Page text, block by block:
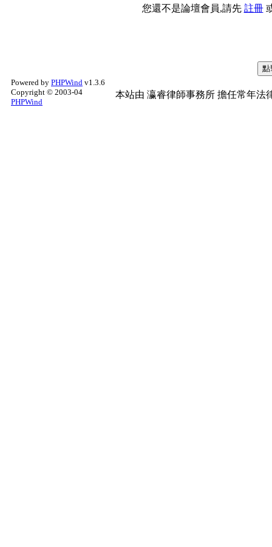
您還不是論壇會員,請先 註冊
Powered by PHPWind v1.3.6
Copyright © 2003-04
PHPWind
本站由 瀛睿律師事務所 擔任常年法